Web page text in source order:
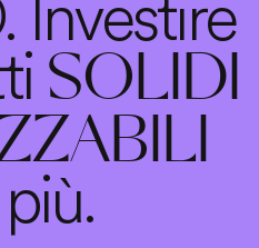
Investire
SOLIDI